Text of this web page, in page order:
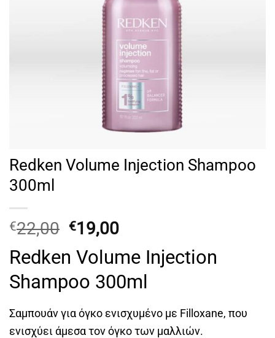
Redken Volume Injection Shampoo
300ml
€22,00 Original
price
was:
€22,00.
€19,00Η
τρέχουσα
τιμή
είναι:
€19,00.
Redken Volume Injection
Shampoo 300ml
Σαμπουάν για όγκο ενισχυμένο με Filloxane, που
ενισχύει άμεσα τον όγκο των μαλλιών.